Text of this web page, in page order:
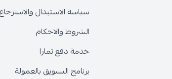
سياسة الاستبدال والاسترجاع
الشروط والاحكام
خدمة دفع تمارا
برنامج التسويق بالعمولة